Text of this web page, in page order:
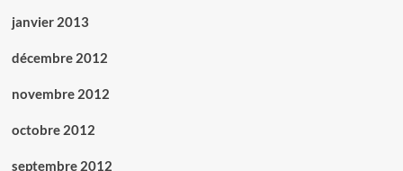
janvier 2013
décembre 2012
novembre 2012
octobre 2012
septembre 2012